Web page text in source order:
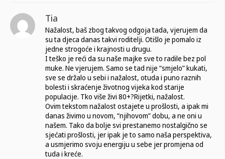
Tia
Nažalost, baš zbog takvog odgoja tada, vjerujem da
su ta djeca danas takvi roditelji. Otišlo je pomalo iz
jedne strogoće i krajnosti u drugu.
I teško je reći da su naše majke sve to radile bez pol
muke. Ne vjerujem. Samo se tad nije “smjelo” kukati,
sve se držalo u sebi i nažalost, otuda i puno raznih
bolesti i skraćenje životnog vijeka kod starije
populacije. Tko više živi 80+?Rijetki, nažalost.
Ovim tekstom nažalost ostajete u prošlosti, a ipak mi
danas živimo u novom, “njihovom” dobu, a ne oni u
našem. Tako da bolje svi prestanemo nostalgično se
sjećati prošlosti, jer ipak je to samo naša perspektiva,
a usmjerimo svoju energiju u sebe jer promjena od
tuda i kreće.